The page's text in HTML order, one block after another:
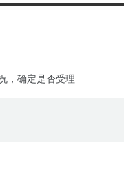
，确定是否受理